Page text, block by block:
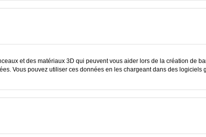
et des matériaux 3D qui peuvent vous aider lors de la création de
Vous pouvez utiliser ces données en les chargeant dans des logiciels